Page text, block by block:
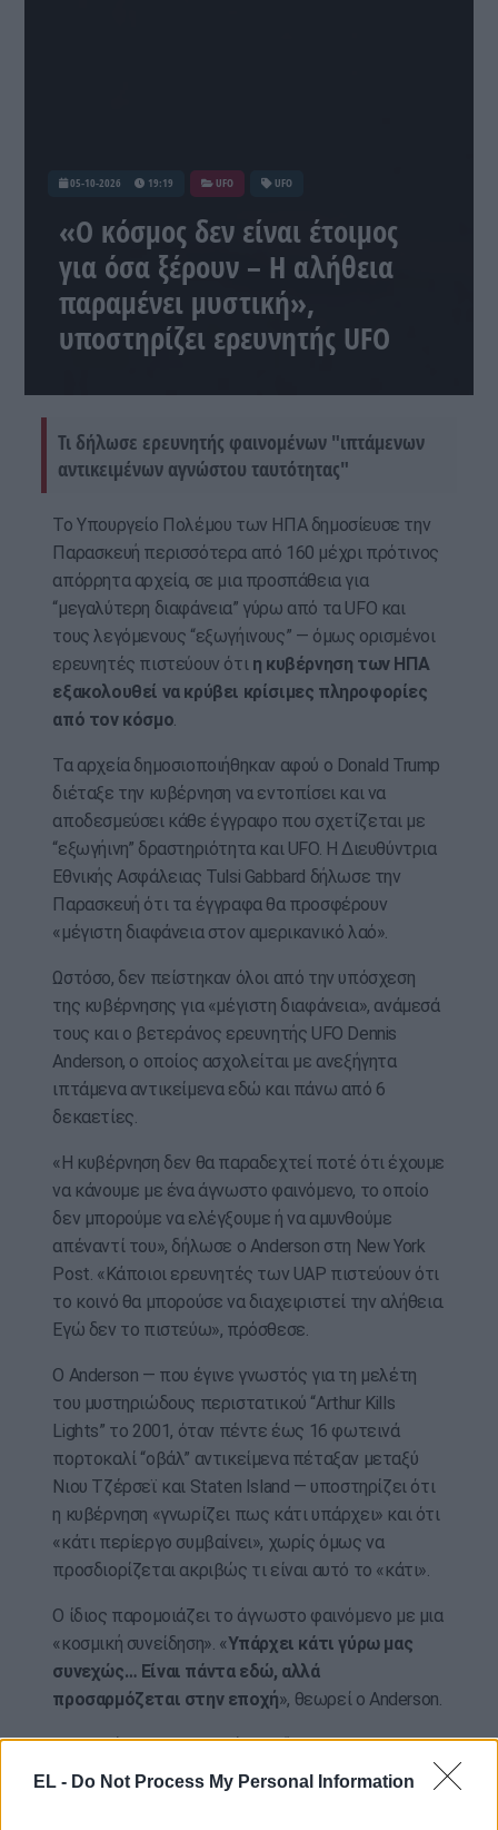
EL - Do Not Process My Personal Information
05-10-2026 19:19 UFO UFO
«Ο κόσμος δεν είναι έτοιμος
για όσα ξέρουν – Η αλήθεια
παραμένει μυστική»,
υποστηρίζει ερευνητής UFO
Τι δήλωσε ερευνητής φαινομένων "ιπτάμενων
αντικειμένων αγνώστου ταυτότητας"
Το Υπουργείο Πολέμου των ΗΠΑ δημοσίευσε την
Παρασκευή περισσότερα από 160 μέχρι πρότινος
απόρρητα αρχεία, σε μια προσπάθεια για
“μεγαλύτερη διαφάνεια” γύρω από τα UFO και
τους λεγόμενους “εξωγήινους” — όμως ορισμένοι
ερευνητές πιστεύουν ότι η κυβέρνηση των ΗΠΑ
εξακολουθεί να κρύβει κρίσιμες πληροφορίες
από τον κόσμο.
Τα αρχεία δημοσιοποιήθηκαν αφού ο Donald Trump
διέταξε την κυβέρνηση να εντοπίσει και να
αποδεσμεύσει κάθε έγγραφο που σχετίζεται με
“εξωγήινη” δραστηριότητα και UFO. Η Διευθύντρια
Εθνικής Ασφάλειας Tulsi Gabbard δήλωσε την
Παρασκευή ότι τα έγγραφα θα προσφέρουν
«μέγιστη διαφάνεια στον αμερικανικό λαό».
Ωστόσο, δεν πείστηκαν όλοι από την υπόσχεση
της κυβέρνησης για «μέγιστη διαφάνεια», ανάμεσά
τους και ο βετεράνος ερευνητής UFO Dennis
Anderson, ο οποίος ασχολείται με ανεξήγητα
ιπτάμενα αντικείμενα εδώ και πάνω από 6
δεκαετίες.
«Η κυβέρνηση δεν θα παραδεχτεί ποτέ ότι έχουμε
να κάνουμε με ένα άγνωστο φαινόμενο, το οποίο
δεν μπορούμε να ελέγξουμε ή να αμυνθούμε
απέναντί του», δήλωσε ο Anderson στη New York
Post. «Κάποιοι ερευνητές των UAP πιστεύουν ότι
το κοινό θα μπορούσε να διαχειριστεί την αλήθεια.
Εγώ δεν το πιστεύω», πρόσθεσε.
Ο Anderson — που έγινε γνωστός για τη μελέτη
του μυστηριώδους περιστατικού “Arthur Kills
Lights” το 2001, όταν πέντε έως 16 φωτεινά
πορτοκαλί “οβάλ” αντικείμενα πέταξαν μεταξύ
Νιου Τζέρσεϊ και Staten Island — υποστηρίζει ότι
η κυβέρνηση «γνωρίζει πως κάτι υπάρχει» και ότι
«κάτι περίεργο συμβαίνει», χωρίς όμως να
προσδιορίζεται ακριβώς τι είναι αυτό το «κάτι».
Ο ίδιος παρομοιάζει το άγνωστο φαινόμενο με μια
«κοσμική συνείδηση». «Υπάρχει κάτι γύρω μας
συνεχώς… Είναι πάντα εδώ, αλλά
προσαρμόζεται στην εποχή», θεωρεί ο Anderson.
Αναφερόμενος στα λεγόμενα “Phantom Airships”,
τα μυστηριώδη ιπτάμενα σκάφη που πολλοί